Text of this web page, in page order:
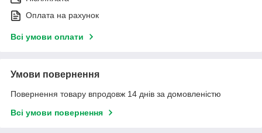
Оплата на рахунок
Всі умови оплати
Умови повернення
Повернення товару впродовж 14 днів за домовленістю
Всі умови повернення